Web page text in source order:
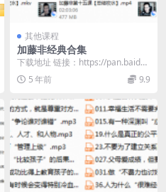
其他课程
加藤非经典合集
下载地址 链接：https://pan.baidu.
com/s/1qwRVQcR...
5 年前 9.9